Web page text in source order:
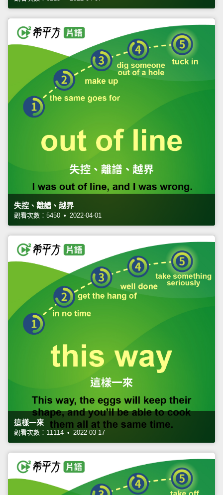
失控、離譜、越界
觀看次數：5450 • 2022-04-01
這樣一來
觀看次數：11114 • 2022-03-17